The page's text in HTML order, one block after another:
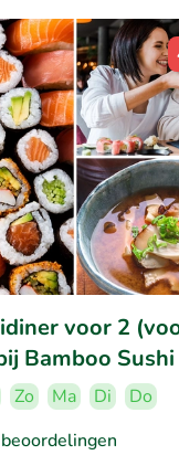
voor 2
Bamboo
Zo Ma Di
Do